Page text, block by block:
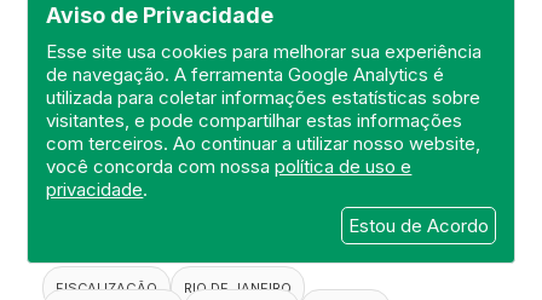
Aviso de Privacidade
Esse site usa cookies para melhorar sua experiência
de navegação. A ferramenta Google Analytics é
utilizada para coletar informações estatísticas sobre
visitantes, e pode compartilhar estas informações
com terceiros. Ao continuar a utilizar nosso website,
você concorda com nossapolítica de uso e
privacidade.
Estou de Acordo
Visita de Fiscalização no Hospital
Estadual Carlos Chagas
DEFIS
FISCALIZAÇÃO RIO DE JANEIRO